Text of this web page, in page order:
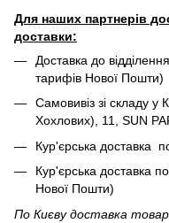
Для наших партнерів
доставки:
Доставка до
тарифів Нової Пошти)
Самовивіз зі складу у
Хохлових), 11, SUN
Кур'єрська доставка
Кур'єрська доставка
Нової Пошти)
По Києву доставка